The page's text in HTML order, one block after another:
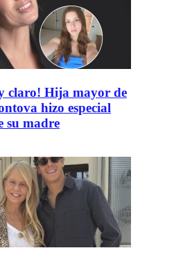
claro! Hija mayor de
hizo especial
su madre